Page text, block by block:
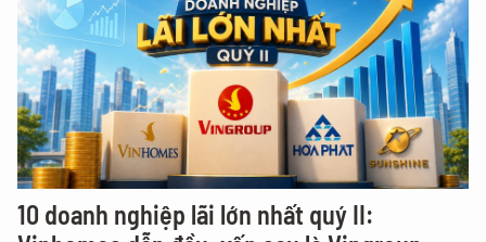
10 doanh nghiệp lãi lớn nhất quý II: